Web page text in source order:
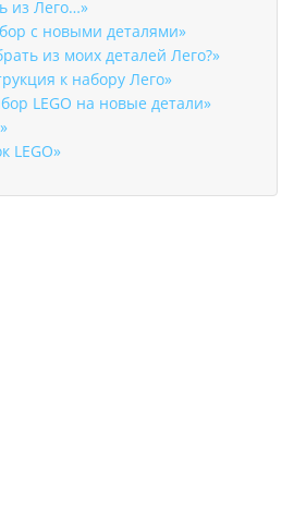
из Лего…»
с новыми деталями»
из моих деталей Лего?»
к набору Лего»
LEGO на новые детали»
LEGO»